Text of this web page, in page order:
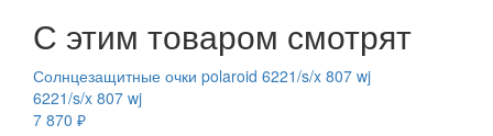
С этим товаром смотрят
Солнцезащитные очки polaroid 6221/s/x 807 wj
6221/s/x 807 wj
7 870 ₽